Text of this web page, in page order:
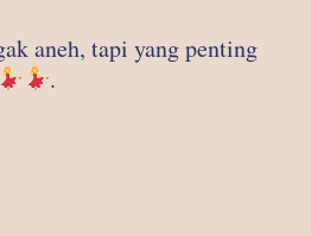
aneh, tapi yang penting
.